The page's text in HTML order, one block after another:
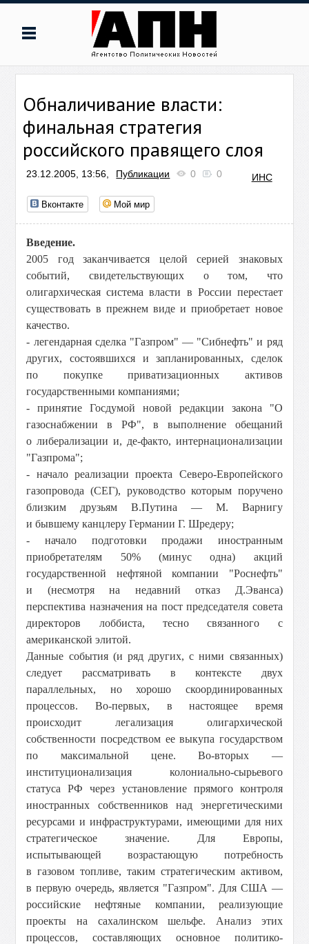
Обналичивание власти:
финальная стратегия
российского правящего слоя
23.12.2005, 13:56, Публикации 0 0 ИНС
Вконтакте Мой мир
Введение.
2005 год заканчивается целой серией знаковых
событий, свидетельствующих о том, что
олигархическая система власти в России перестает
существовать в прежнем виде и приобретает новое
качество.
- легендарная сделка "Газпром" — "Сибнефть" и ряд
других, состоявшихся и запланированных, сделок
по покупке приватизационных активов
государственными компаниями;
- принятие Госдумой новой редакции закона "О
газоснабжении в РФ", в выполнение обещаний
о либерализации и, де-факто, интернационализации
"Газпрома";
- начало реализации проекта Северо-Европейского
газопровода (СЕГ), руководство которым поручено
близким друзьям В.Путина — М. Варнигу
и бывшему канцлеру Германии Г. Шредеру;
- начало подготовки продажи иностранным
приобретателям 50% (минус одна) акций
государственной нефтяной компании "Роснефть"
и (несмотря на недавний отказ Д.Эванса)
перспектива назначения на пост председателя совета
директоров лоббиста, тесно связанного с
американской элитой.
Данные события (и ряд других, с ними связанных)
следует рассматривать в контексте двух
параллельных, но хорошо скоординированных
процессов. Во-первых, в настоящее время
происходит легализация олигархической
собственности посредством ее выкупа государством
по максимальной цене. Во-вторых —
институционализация колониально-сырьевого
статуса РФ через установление прямого контроля
иностранных собственников над энергетическими
ресурсами и инфраструктурами, имеющими для них
стратегическое значение. Для Европы,
испытывающей возрастающую потребность
в газовом топливе, таким стратегическим активом,
в первую очередь, является "Газпром". Для США —
российские нефтяные компании, реализующие
проекты на сахалинском шельфе. Анализ этих
процессов, составляющих основное политико-